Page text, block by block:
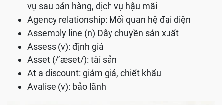
vụ sau bán hàng, dịch vụ hậu mãi
Agency relationship: Mối quan hệ đại diện
Assembly line (n) Dây chuyền sản xuất
Assess (v): định giá
Asset (/’æset/): tài sản
At a discount: giảm giá, chiết khấu
Avalise (v): bảo lãnh